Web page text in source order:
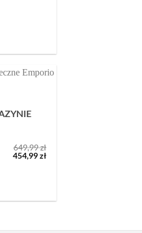
649,99zł
Pierwotna
cena
454,99złAktualna